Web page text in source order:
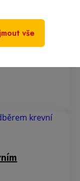
pocitem
vše